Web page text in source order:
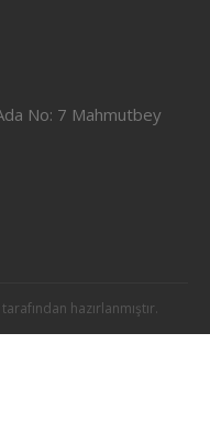
No: 7 Mahmutbey
hazırlanmıştır.